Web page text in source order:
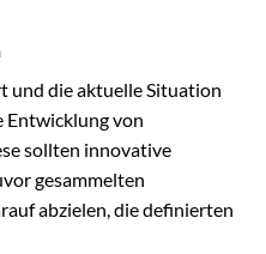
und die aktuelle Situation
Entwicklung von
sollten innovative
gesammelten
abzielen, die definierten